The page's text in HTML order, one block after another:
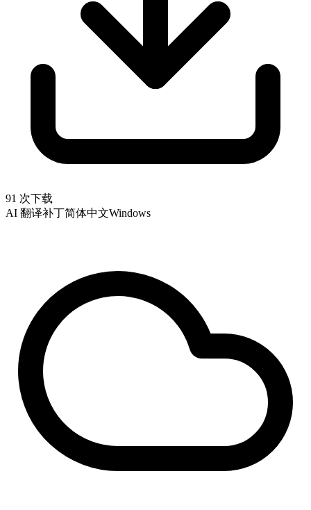
91 次下载
AI 翻译补丁简体中文Windows